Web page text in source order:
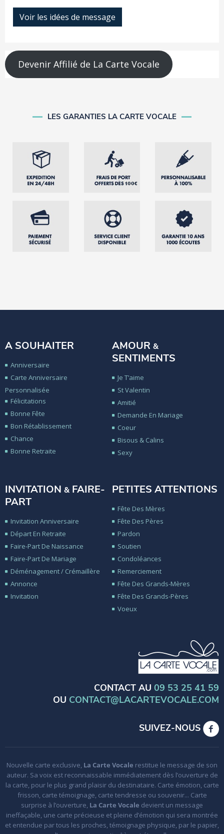
Voir les idées de message
Devenir Affilié de La Carte Vocale
LES GARANTIES LA CARTE VOCALE
A SOUHAITER
Anniversaire
Carte Anniversaire
Personnalisée
Félicitations
Bonne Fête
Bon Rétablissement
Chance
Bonne Retraite
AMOUR &
SENTIMENTS
Je T’aime
St Valentin
Amitié
Demande En Mariage
Coeur
Bisous & Calins
Sexy
INVITATION &FAIRE-
PART
Invitation Anniversaire
Départ En Retraite
Faire-Part De Naissance
Faire-Part De Mariage
Déménagement / Crémaillère
Annonce
Invitation
PETITES ATTENTIONS
Fête Des Mères
Fête Des Pères
Pardon
Soutien
Condoléances
Remerciement
Fête Des Grands-Mères
Fête Des Grands-Pères
Voeux
CONTACT AU 09 53 25 41 59
OU CONTACT@LACARTEVOCALE.COM
SUIVEZ-NOUS
Nouvelle carte exclusive, La Carte Vocale restitue le message de son
auteur. Sa voix est reconnaissable immédiatement dès l’ouverture de
la carte, pour le plus grand plaisir du destinataire. Carte émotion, carte
frisson, carte témoignage, carte tendresse ou souvenir... Carte
surprise à l’ouverture, La Carte Vocale devient un message
ineffaçable, une carte précieuse et pleine d’émotion qui sera montrée
et entendue par tous les proches, témoignage physique, par le papier,